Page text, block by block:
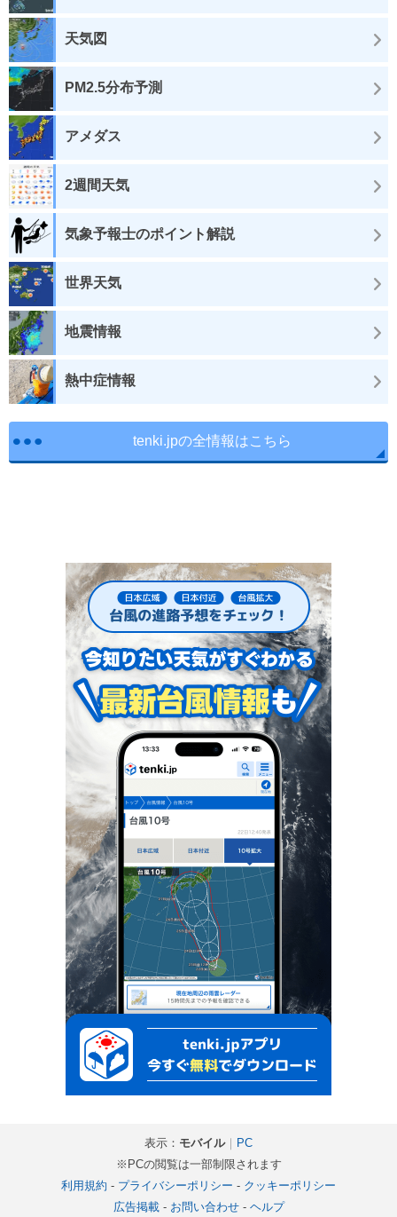
天気図
PM2.5分布予測
アメダス
2週間天気
気象予報士のポイント解説
世界天気
地震情報
熱中症情報
tenki.jpの全情報はこちら
表示： モバイル｜ PC
※PCの閲覧は一部制限されます
利用規約 - プライバシーポリシー - クッキーポリシー
広告掲載- お問い合わせ- ヘルプ